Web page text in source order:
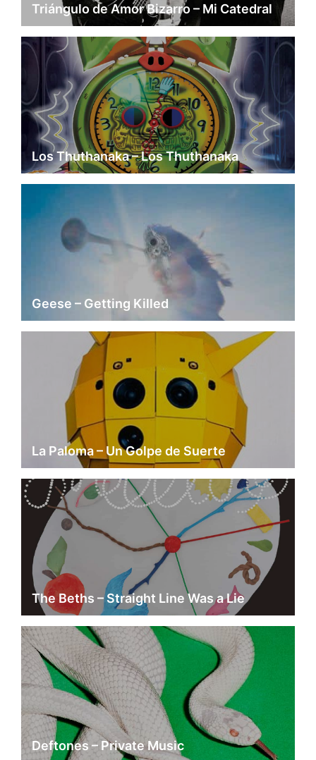
Triángulo de Amor Bizarro – Mi Catedral
Los Thuthanaka – Los Thuthanaka
Geese – Getting Killed
La Paloma – Un Golpe de Suerte
The Beths – Straight Line Was a Lie
Deftones – Private Music